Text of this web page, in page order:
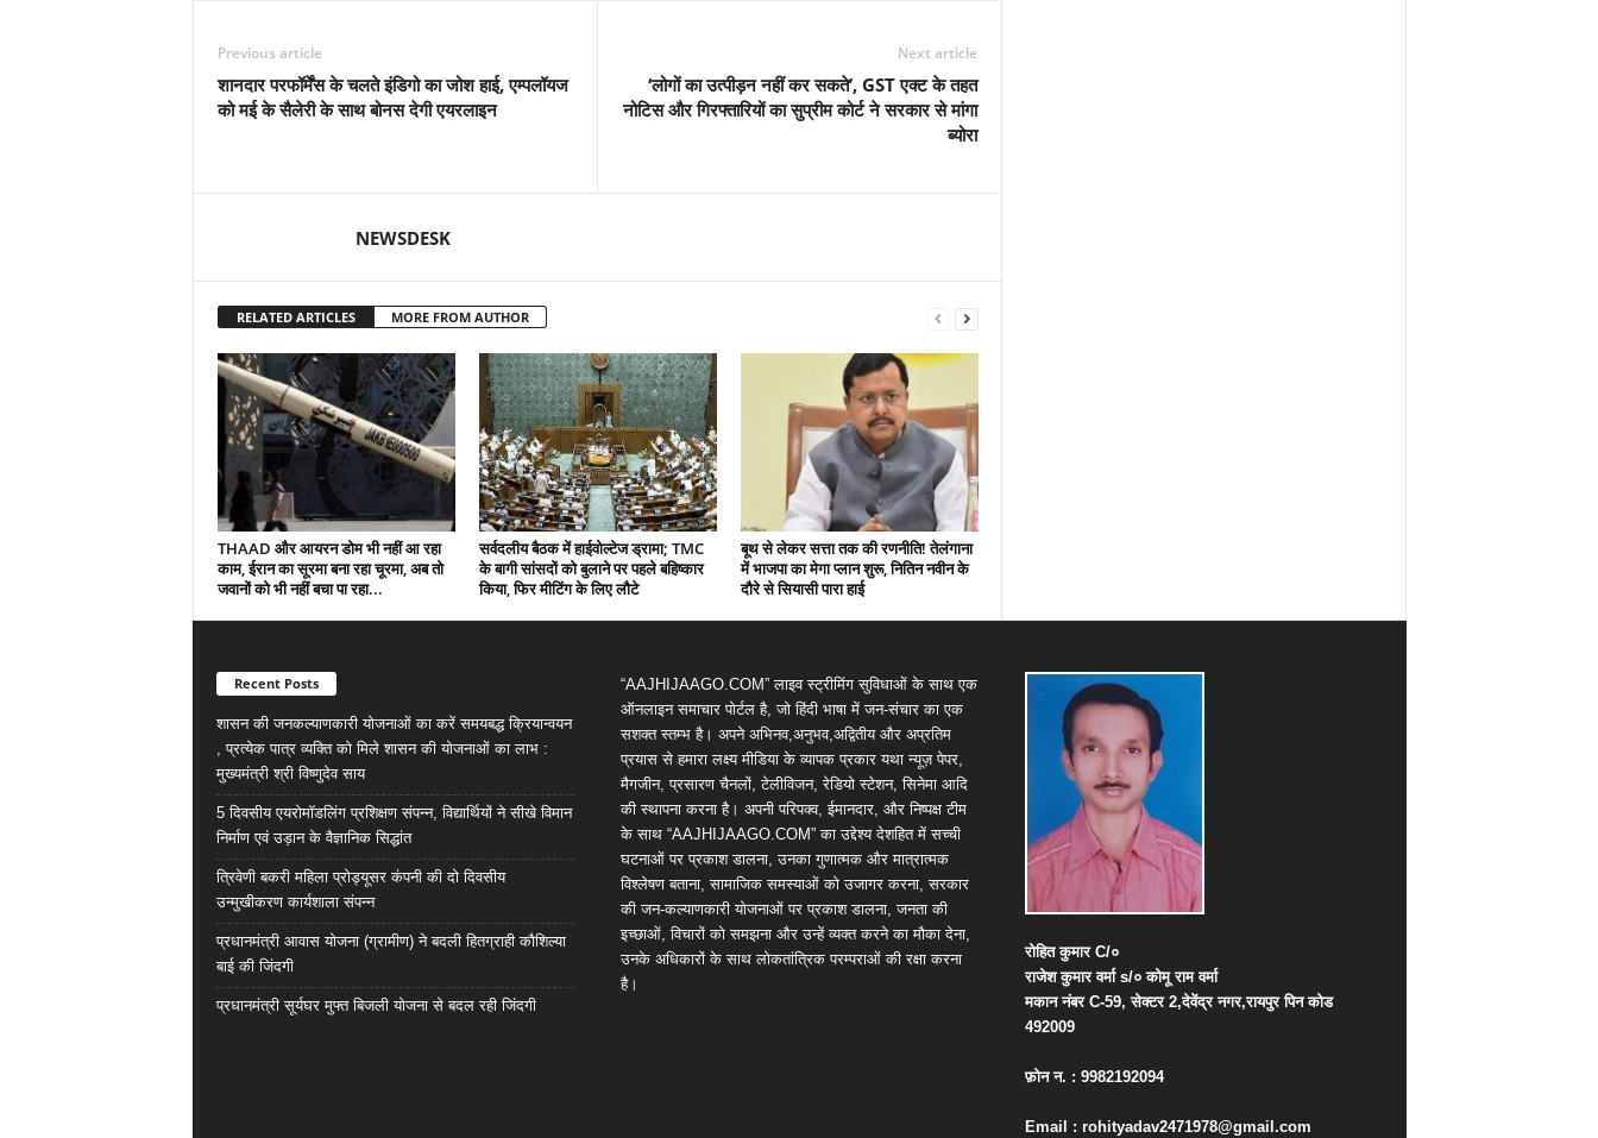
Previous article
शानदार परफॉर्मेंस के चलते इंडिगो का जोश हाई, एम्पलॉयज
को मई के सैलेरी के साथ बोनस देगी एयरलाइन
Next article
‘लोगों का उत्पीड़न नहीं कर सकते’, GST एक्ट के तहत
नोटिस और गिरफ्तारियों का सुप्रीम कोर्ट ने सरकार से मांगा
ब्योरा
NEWSDESK
RELATED ARTICLES MORE FROM AUTHOR
THAAD और आयरन डोम भी नहीं आ रहा
काम, ईरान का सूरमा बना रहा चूरमा, अब तो
जवानों को भी नहीं बचा पा रहा...
सर्वदलीय बैठक में हाईवोल्टेज ड्रामा; TMC
के बागी सांसदों को बुलाने पर पहले बहिष्कार
किया, फिर मीटिंग के लिए लौटे
बूथ से लेकर सत्ता तक की रणनीति! तेलंगाना
में भाजपा का मेगा प्लान शुरू, नितिन नवीन के
दौरे से सियासी पारा हाई
Recent Posts
शासन की जनकल्याणकारी योजनाओं का करें समयबद्ध क्रियान्वयन
, प्रत्येक पात्र व्यक्ति को मिले शासन की योजनाओं का लाभ :
मुख्यमंत्री श्री विष्णुदेव साय
5 दिवसीय एयरोमॉडलिंग प्रशिक्षण संपन्न, विद्यार्थियों ने सीखे विमान
निर्माण एवं उड़ान के वैज्ञानिक सिद्धांत
त्रिवेणी बकरी महिला प्रोड्यूसर कंपनी की दो दिवसीय
उन्मुखीकरण कार्यशाला संपन्न
प्रधानमंत्री आवास योजना (ग्रामीण) ने बदली हितग्राही कौशिल्या
बाई की जिंदगी
प्रधानमंत्री सूर्यघर मुफ्त बिजली योजना से बदल रही जिंदगी
“AAJHIJAAGO.COM” लाइव स्ट्रीमिंग सुविधाओं के साथ एक
ऑनलाइन समाचार पोर्टल है, जो हिंदी भाषा में जन-संचार का एक
सशक्त स्तम्भ है। अपने अभिनव,अनुभव,अद्वितीय और अप्रतिम
प्रयास से हमारा लक्ष्य मीडिया के व्यापक प्रकार यथा न्यूज़ पेपर,
मैगजीन, प्रसारण चैनलों, टेलीविजन, रेडियो स्टेशन, सिनेमा आदि
की स्थापना करना है। अपनी परिपक्व, ईमानदार, और निष्पक्ष टीम
के साथ “AAJHIJAAGO.COM” का उद्देश्य देशहित में सच्ची
घटनाओं पर प्रकाश डालना, उनका गुणात्मक और मात्रात्मक
विश्लेषण बताना, सामाजिक समस्याओं को उजागर करना, सरकार
की जन-कल्याणकारी योजनाओं पर प्रकाश डालना, जनता की
इच्छाओं, विचारों को समझना और उन्हें व्यक्त करने का मौका देना,
उनके अधिकारों के साथ लोकतांत्रिक परम्पराओं की रक्षा करना
है।
रोहित कुमारC/०
राजेश कुमार वर्माs/० कोमू राम वर्मा
मकान नंबरC-59,सेक्टर2,देवेंद्र नगर,रायपुर पिन कोड
492009
फ़ोन न. : 9982192094
Email : rohityadav2471978@gmail.com